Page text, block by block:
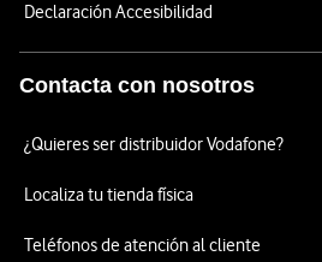
Declaración Accesibilidad
Contacta con nosotros
¿Quieres ser distribuidor Vodafone?
Localiza tu tienda física
Teléfonos de atención al cliente